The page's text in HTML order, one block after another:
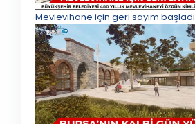
Mevlevihane için geri sayım başladı